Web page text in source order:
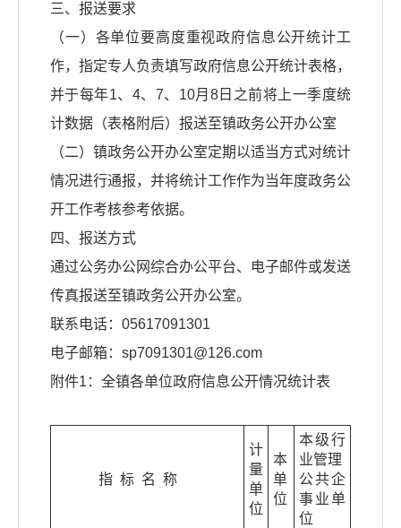
三、报送要求
（一）各单位要高度重视政府信息公开统计工
作，指定专人负责填写政府信息公开统计表格，
并于每年1、4、7、10月8日之前将上一季度统
计数据（表格附后）报送至镇政务公开办公室
（二）镇政务公开办公室定期以适当方式对统计
情况进行通报，并将统计工作作为当年度政务公
开工作考核参考依据。
四、报送方式
通过公务办公网综合办公平台、电子邮件或发送
传真报送至镇政务公开办公室。
联系电话：05617091301
电子邮箱：sp7091301@126.com
附件1：全镇各单位政府信息公开情况统计表
指 标 名 称
计
量
单
位
本
单
位
本级行
业管理
公共企
事业单
位